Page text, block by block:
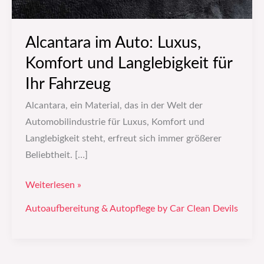
Alcantara im Auto: Luxus,
Komfort und Langlebigkeit für
Ihr Fahrzeug
Alcantara, ein Material, das in der Welt der
Automobilindustrie für Luxus, Komfort und
Langlebigkeit steht, erfreut sich immer größerer
Beliebtheit. […]
Weiterlesen »
Autoaufbereitung & Autopflege by Car Clean Devils